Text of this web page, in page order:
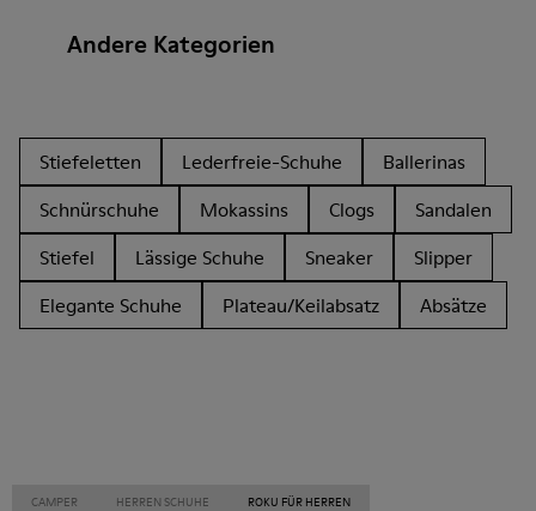
Andere Kategorien
Stiefeletten Lederfreie-Schuhe
Ballerinas
Schnürschuhe
Mokassins Clogs
Sandalen
Stiefel
Lässige Schuhe Sneaker
Slipper
Elegante Schuhe
Plateau/Keilabsatz Absätze
CAMPER HERREN SCHUHE ROKU FÜR HERREN